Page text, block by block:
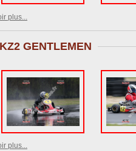
plus...
KZ2 GENTLEMEN
plus...